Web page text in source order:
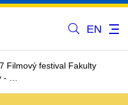
EN
Filmový festival Fakulty
- …